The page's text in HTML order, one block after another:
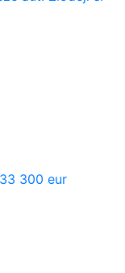
300 eur